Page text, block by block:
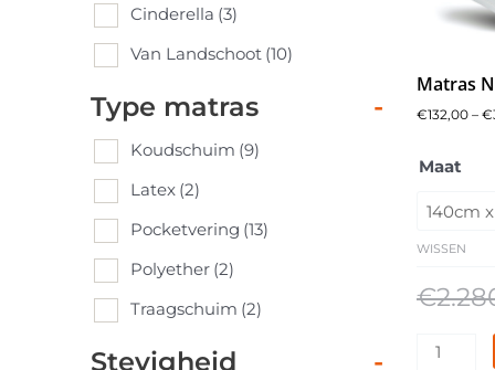
Cinderella (3)
Van Landschoot (10)
Type matras -
Koudschuim (9)
Latex (2)
Pocketvering (13)
Polyether (2)
Traagschuim (2)
Stevigheid -
Matras
€132,00 – €
Maat
WISSEN
€
Caresse
3850
aantal